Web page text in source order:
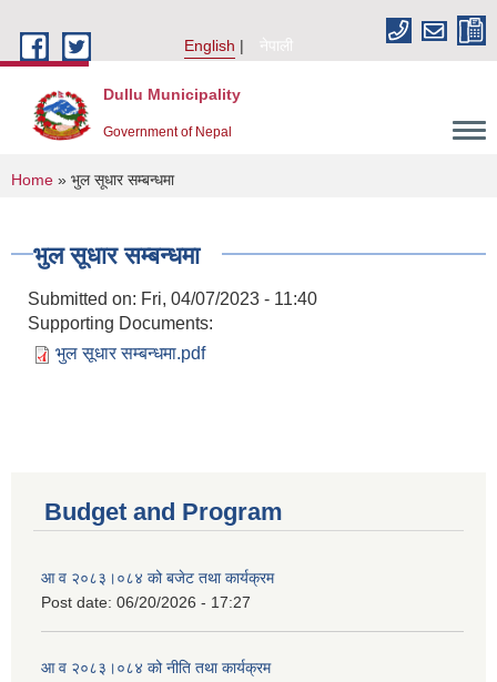
English
नेपाली
Dullu Municipality
Government of Nepal
You are here
Home » भुल सूधार सम्बन्धमा
भुल सूधार सम्बन्धमा
Submitted on: Fri, 04/07/2023 - 11:40
Supporting Documents:
भुल सूधार सम्बन्धमा.pdf
Budget and Program
आ व २०८३।०८४ को बजेट तथा कार्यक्रम
Post date: 06/20/2026 - 17:27
आ व २०८३।०८४ को नीति तथा कार्यक्रम